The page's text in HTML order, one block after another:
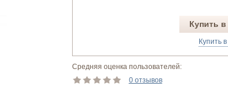
Купить
Купить
Средняя оценка пользователей:
0 отзывов